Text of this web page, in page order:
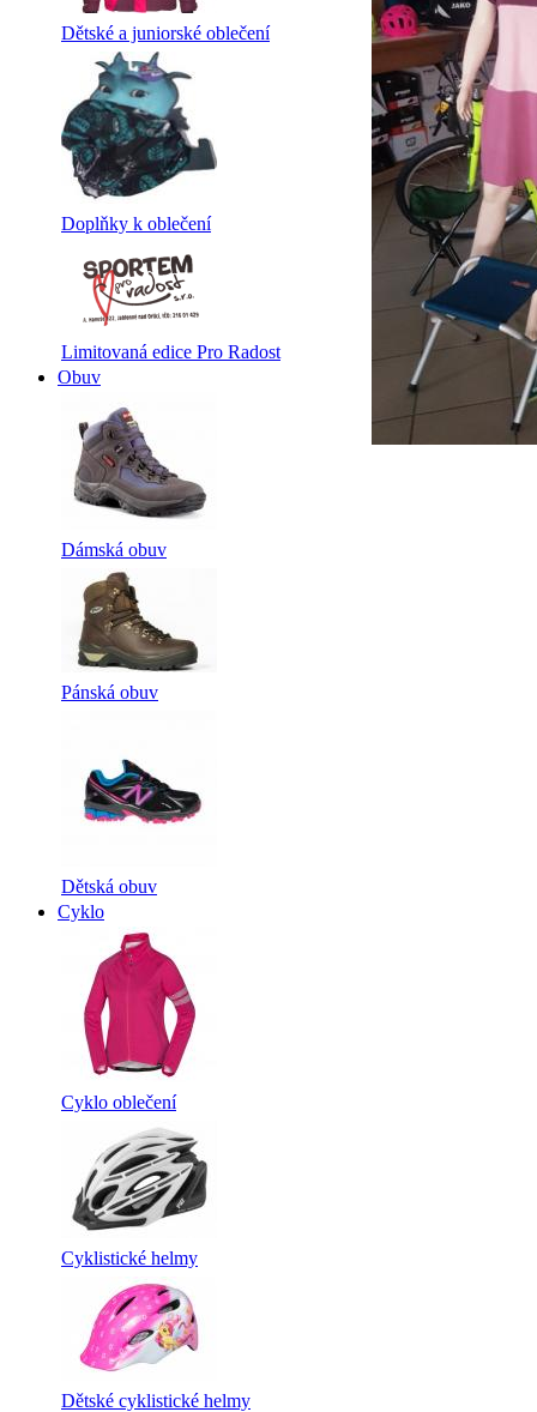
Dětské a juniorské oblečení
Doplňky k oblečení
Limitovaná edice Pro Radost
Obuv
Dámská obuv
Pánská obuv
Dětská obuv
Cyklo
Cyklo oblečení
Cyklistické helmy
Dětské cyklistické helmy